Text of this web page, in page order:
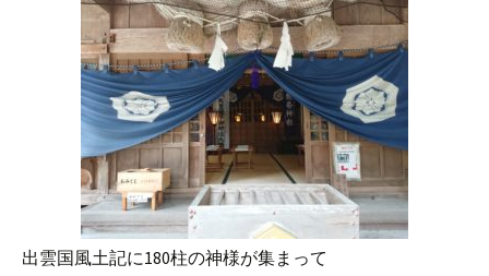
出雲国風土記に180柱の神様が集まって